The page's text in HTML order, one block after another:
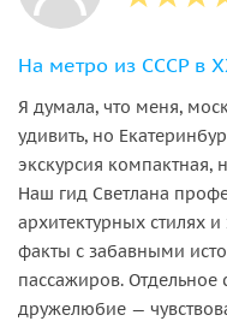
На метро из СССР в
Я думала, что меня,
удивить, но
экскурсия
Наш гид Светлана
архитектурных стилях
факты с забавными
пассажиров. Отдельное
дружелюбие —